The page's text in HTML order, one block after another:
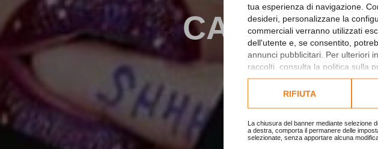
tua esperienza di navigazione.
desideri, personalizzane la
commerciali verranno utilizzati
dell'utente e, se consentito,
annunci pubblicitari. Per ulteriori
raccolti, consulta la politica sulla
RIFIUTA
La chiusura del banner mediante selezione
a destra, comporta il permanere delle
selezionate, senza apportare alcuna
CASE
HOME CASE